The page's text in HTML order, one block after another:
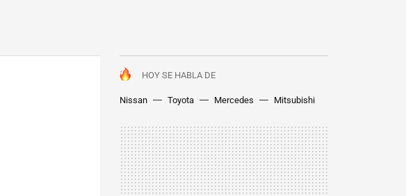
HOY SE HABLA DE
Nissan Toyota Mercedes Mitsubishi